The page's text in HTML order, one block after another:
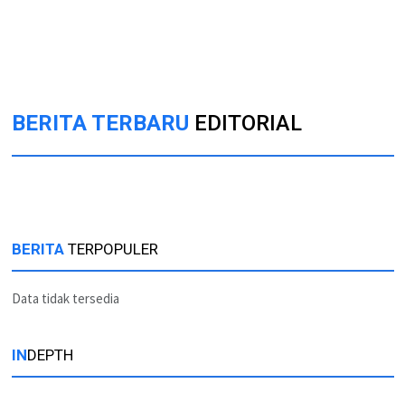
BERITA TERBARU EDITORIAL
BERITA TERPOPULER
Data tidak tersedia
INDEPTH